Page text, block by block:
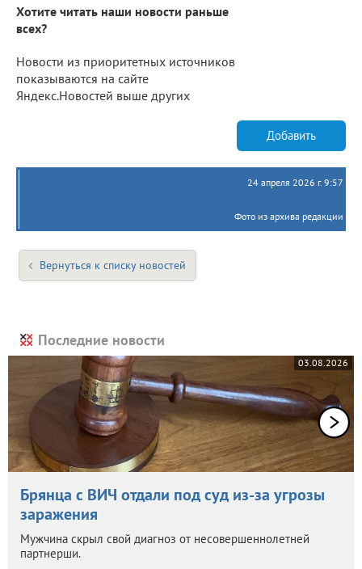
Хотите читать наши новости раньше
всех?
Новости из приоритетных источников
показываются на сайте
Яндекс.Новостей выше других
Добавить
24 апреля 2026 г. 9:57
Фото из архива редакции
Вернуться к списку новостей
Последние новости
03.08.2026
Брянца с ВИЧ отдали под суд из-за угрозы
заражения
Мужчина скрыл свой диагноз от несовершеннолетней
партнерши.